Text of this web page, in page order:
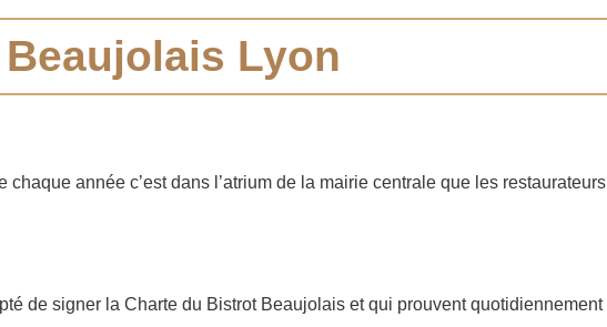
Lyon
année c’est dans l’atrium de la mairie centrale que les restaurateurs
de signer la Charte du Bistrot Beaujolais et qui prouvent quotidiennement